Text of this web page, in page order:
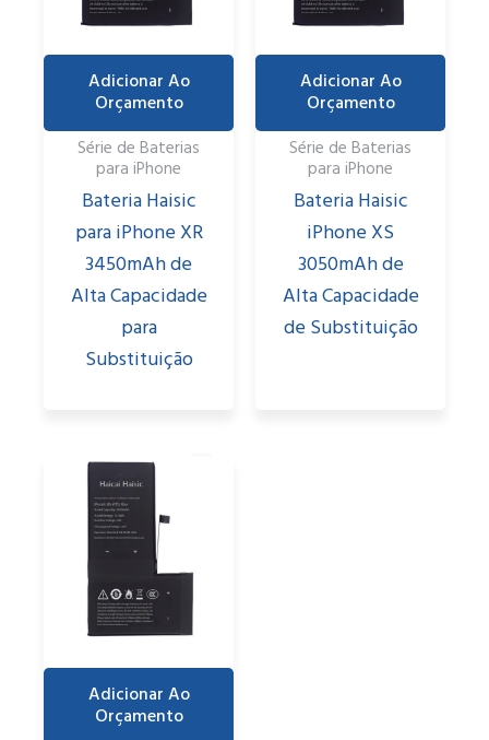
Adicionar Ao
Orçamento
Série de Baterias
para iPhone
Bateria Haisic
para iPhone XR
3450mAh de
Alta Capacidade
para
Substituição
Adicionar Ao
Orçamento
Série de Baterias
para iPhone
Bateria Haisic
iPhone XS
3050mAh de
Alta Capacidade
de Substituição
Adicionar Ao
Orçamento